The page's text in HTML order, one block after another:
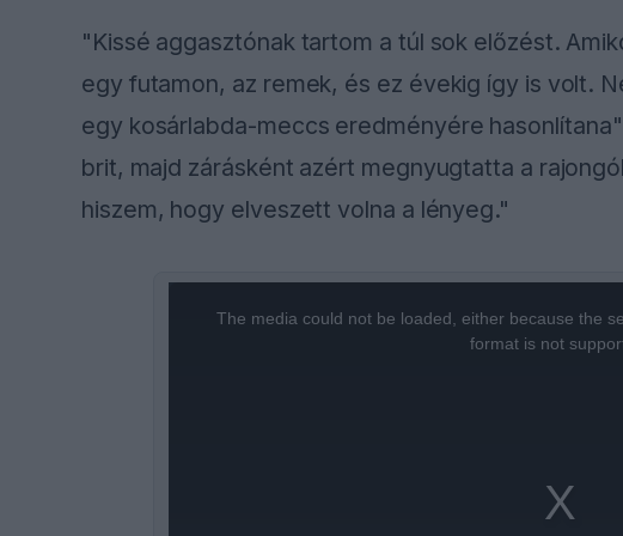
"Kissé aggasztónak tartom a túl sok előzést.
egy futamon, az remek, és ez évekig így is volt.
egy kosárlabda-meccs eredményére
brit, majd zárásként azért megnyugtatta a
hiszem, hogy elveszett volna a lényeg."
The media could not be loaded, either because the
format is not